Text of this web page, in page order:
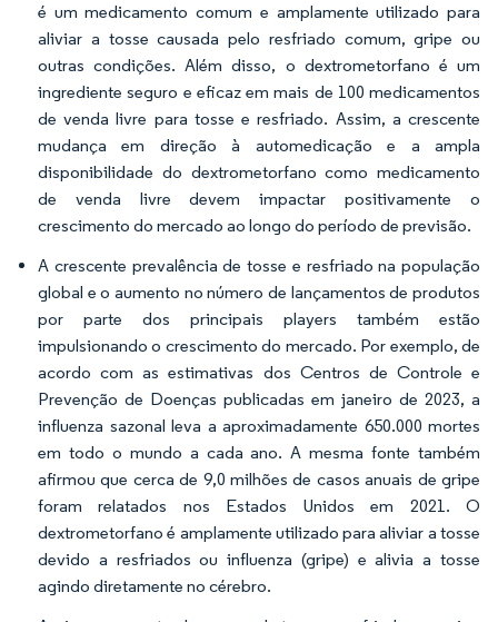
é um medicamento comum e amplamente utilizado para
aliviar a tosse causada pelo resfriado comum, gripe ou
outras condições. Além disso, o dextrometorfano é um
ingrediente seguro e eficaz em mais de 100 medicamentos
de venda livre para tosse e resfriado. Assim, a crescente
mudança em direção à automedicação e a ampla
disponibilidade do dextrometorfano como medicamento
de venda livre devem impactar positivamente o
crescimento do mercado ao longo do período de previsão.
A crescente prevalência de tosse e resfriado na população
global e o aumento no número de lançamentos de produtos
por parte dos principais players também estão
impulsionando o crescimento do mercado. Por exemplo, de
acordo com as estimativas dos Centros de Controle e
Prevenção de Doenças publicadas em janeiro de 2023, a
influenza sazonal leva a aproximadamente 650.000 mortes
em todo o mundo a cada ano. A mesma fonte também
afirmou que cerca de 9,0 milhões de casos anuais de gripe
foram relatados nos Estados Unidos em 2021. O
dextrometorfano é amplamente utilizado para aliviar a tosse
devido a resfriados ou influenza (gripe) e alivia a tosse
agindo diretamente no cérebro.